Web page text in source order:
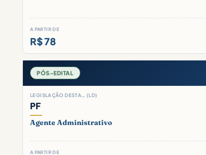
A PARTIR DE
R$ 78
PÓS-EDITAL
LEGISLAÇÃO DESTA… (LD)
PF
Agente Administrativo
A PARTIR DE